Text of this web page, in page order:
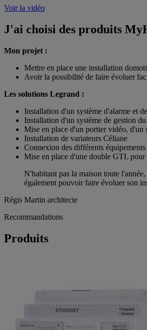
Voir la vidéo
J'ai choisi des produits
Mon projet :
Mettre en place une installation
Avoir la possibilité de faire évoluer
Les solutions Legrand :
Installation d'un système d'alarme et
Installation d'un système de gestion
Mise en place d'un portier vidéo, d'un
Installation de variateurs Céliane
Connexion des différents
Mise en place d'une double GTL
N'habitant pas la maison toute
également pouvoir faire évoluer son
Régis Martin architecte
Recommandations
Produits